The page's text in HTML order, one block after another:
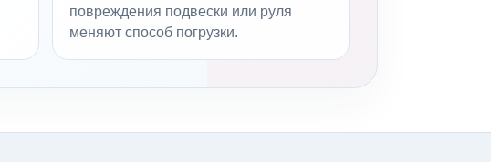
повреждения подвески или руля
меняют способ погрузки.